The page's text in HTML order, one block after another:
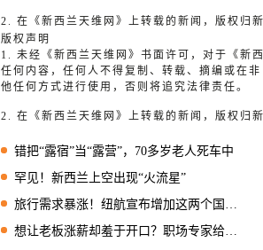
2. 在《新西兰天维网》上转载的新闻，版权归
版权声明
1. 未经《新西兰天维网》书面许可，对于《新
任何内容，任何人不得复制、转载、摘编或在
他任何方式进行使用，否则将追究法律责任。
2. 在《新西兰天维网》上转载的新闻，版权归
错把“露宿”当“露营”，70多岁老人死车中
罕见！新西兰上空出现“火流星”
旅行需求暴涨！纽航宣布增加这两个国际航班的班次
想让老板涨薪却羞于开口？职场专家给出三条建议